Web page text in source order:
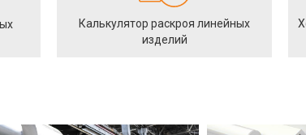
Калькулятор раскроя линейных
изделий